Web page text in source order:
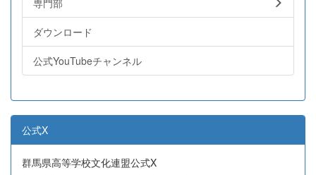
専門部
ダウンロード
公式YouTubeチャンネル
公式X
群馬県高等学校文化連盟公式X